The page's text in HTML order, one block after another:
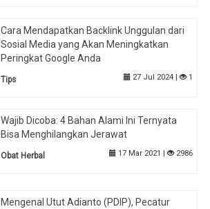
Cara Mendapatkan Backlink Unggulan dari
Sosial Media yang Akan Meningkatkan
Peringkat Google Anda
Tips 27 Jul 2024 | 1
Wajib Dicoba: 4 Bahan Alami Ini Ternyata
Bisa Menghilangkan Jerawat
Obat Herbal 17 Mar 2021 | 2986
Mengenal Utut Adianto (PDIP), Pecatur